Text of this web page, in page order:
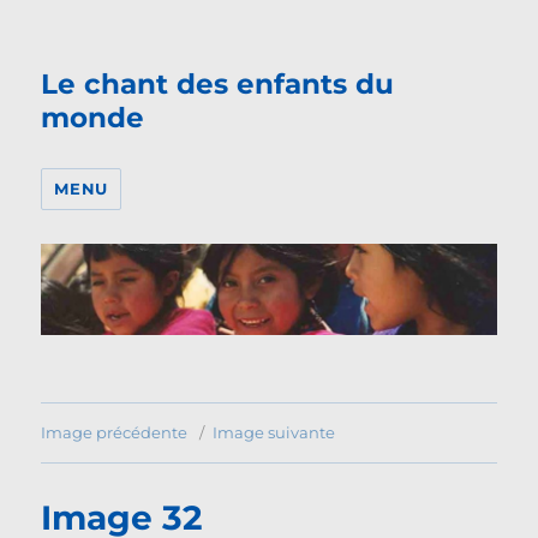
Le chant des enfants du
monde
MENU
Image précédente Image suivante
Image 32